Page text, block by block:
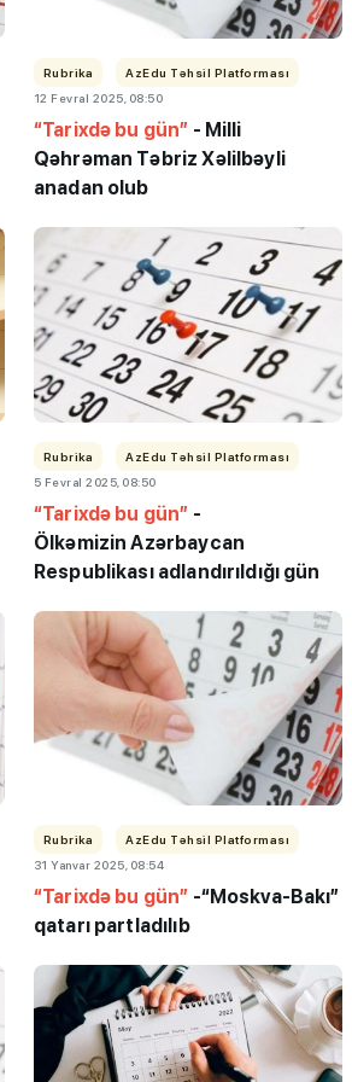
Rubrika
AzEdu Təhsil Platforması
12 Fevral 2025, 08:50
“Tarixdə bu gün” - Milli
Qəhrəman Təbriz Xəlilbəyli
anadan olub
Rubrika
AzEdu Təhsil Platforması
5 Fevral 2025, 08:50
“Tarixdə bu gün” -
ÖlkəmizinAzərbaycan
Respublikası adlandırıldığı gün
Rubrika
AzEdu Təhsil Platforması
31 Yanvar 2025, 08:54
“Tarixdə bu gün” -“Moskva-Bakı”
qatarı partladılıb
təhsil icmalı": Qəbul
başa çatdı,
nəticələri dəyişdi...
"3-5 balı çatmadığı üçün
gələcəyin həkimi kimya
müəllimi olur"